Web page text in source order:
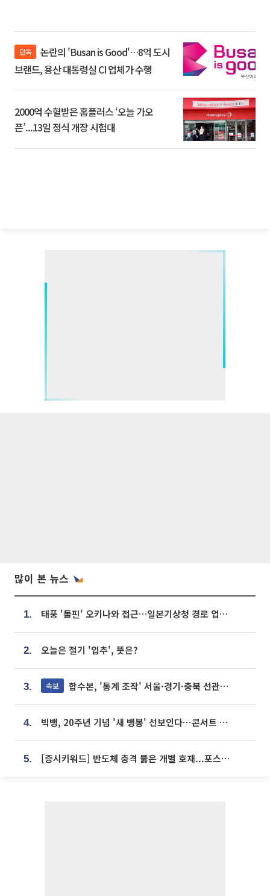
단독
브랜드, 용산 대통령실 CI 업체가 수행
2000억 수혈받은 홈플러스 ‘오늘 가오
픈’...13일 정식 개장 시험대
많이 본 뉴스
1. 태풍 '돌핀' 오키나와 접근…일본기상청 경로 업데이트
2. 오늘은 절기 '입추', 뜻은?
3. 속보 합수본, '통계 조작' 서울·경기·충북 선관위 등 추가 압수수색
4. 빅뱅, 20주년 기념 '새 뱅봉' 선보인다⋯콘서트 앞두고 팝업 개최
5. [증시키워드] 반도체 충격 뚫은 개별 호재...포스코퓨처엠·에코프로·한화솔루션 '눈길'